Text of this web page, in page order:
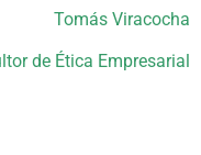
Tomás Viracocha
de Ética Empresarial